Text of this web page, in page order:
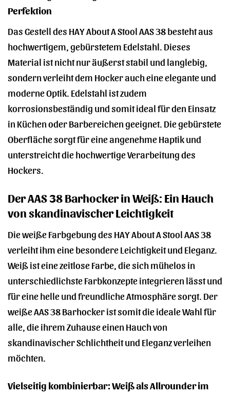
Perfektion
Das Gestell des HAY About A Stool AAS 38 besteht aus
hochwertigem, gebürstetem Edelstahl. Dieses
Material ist nicht nur äußerst stabil und langlebig,
sondern verleiht dem Hocker auch eine elegante und
moderne Optik. Edelstahl ist zudem
korrosionsbeständig und somit ideal für den Einsatz
in Küchen oder Barbereichen geeignet. Die gebürstete
Oberfläche sorgt für eine angenehme Haptik und
unterstreicht die hochwertige Verarbeitung des
Hockers.
Der AAS 38 Barhocker in Weiß: Ein Hauch
von skandinavischer Leichtigkeit
Die weiße Farbgebung des HAY About A Stool AAS 38
verleiht ihm eine besondere Leichtigkeit und Eleganz.
Weiß ist eine zeitlose Farbe, die sich mühelos in
unterschiedlichste Farbkonzepte integrieren lässt und
für eine helle und freundliche Atmosphäre sorgt. Der
weiße AAS 38 Barhocker ist somit die ideale Wahl für
alle, die ihrem Zuhause einen Hauch von
skandinavischer Schlichtheit und Eleganz verleihen
möchten.
Vielseitig kombinierbar: Weiß als Allrounder im